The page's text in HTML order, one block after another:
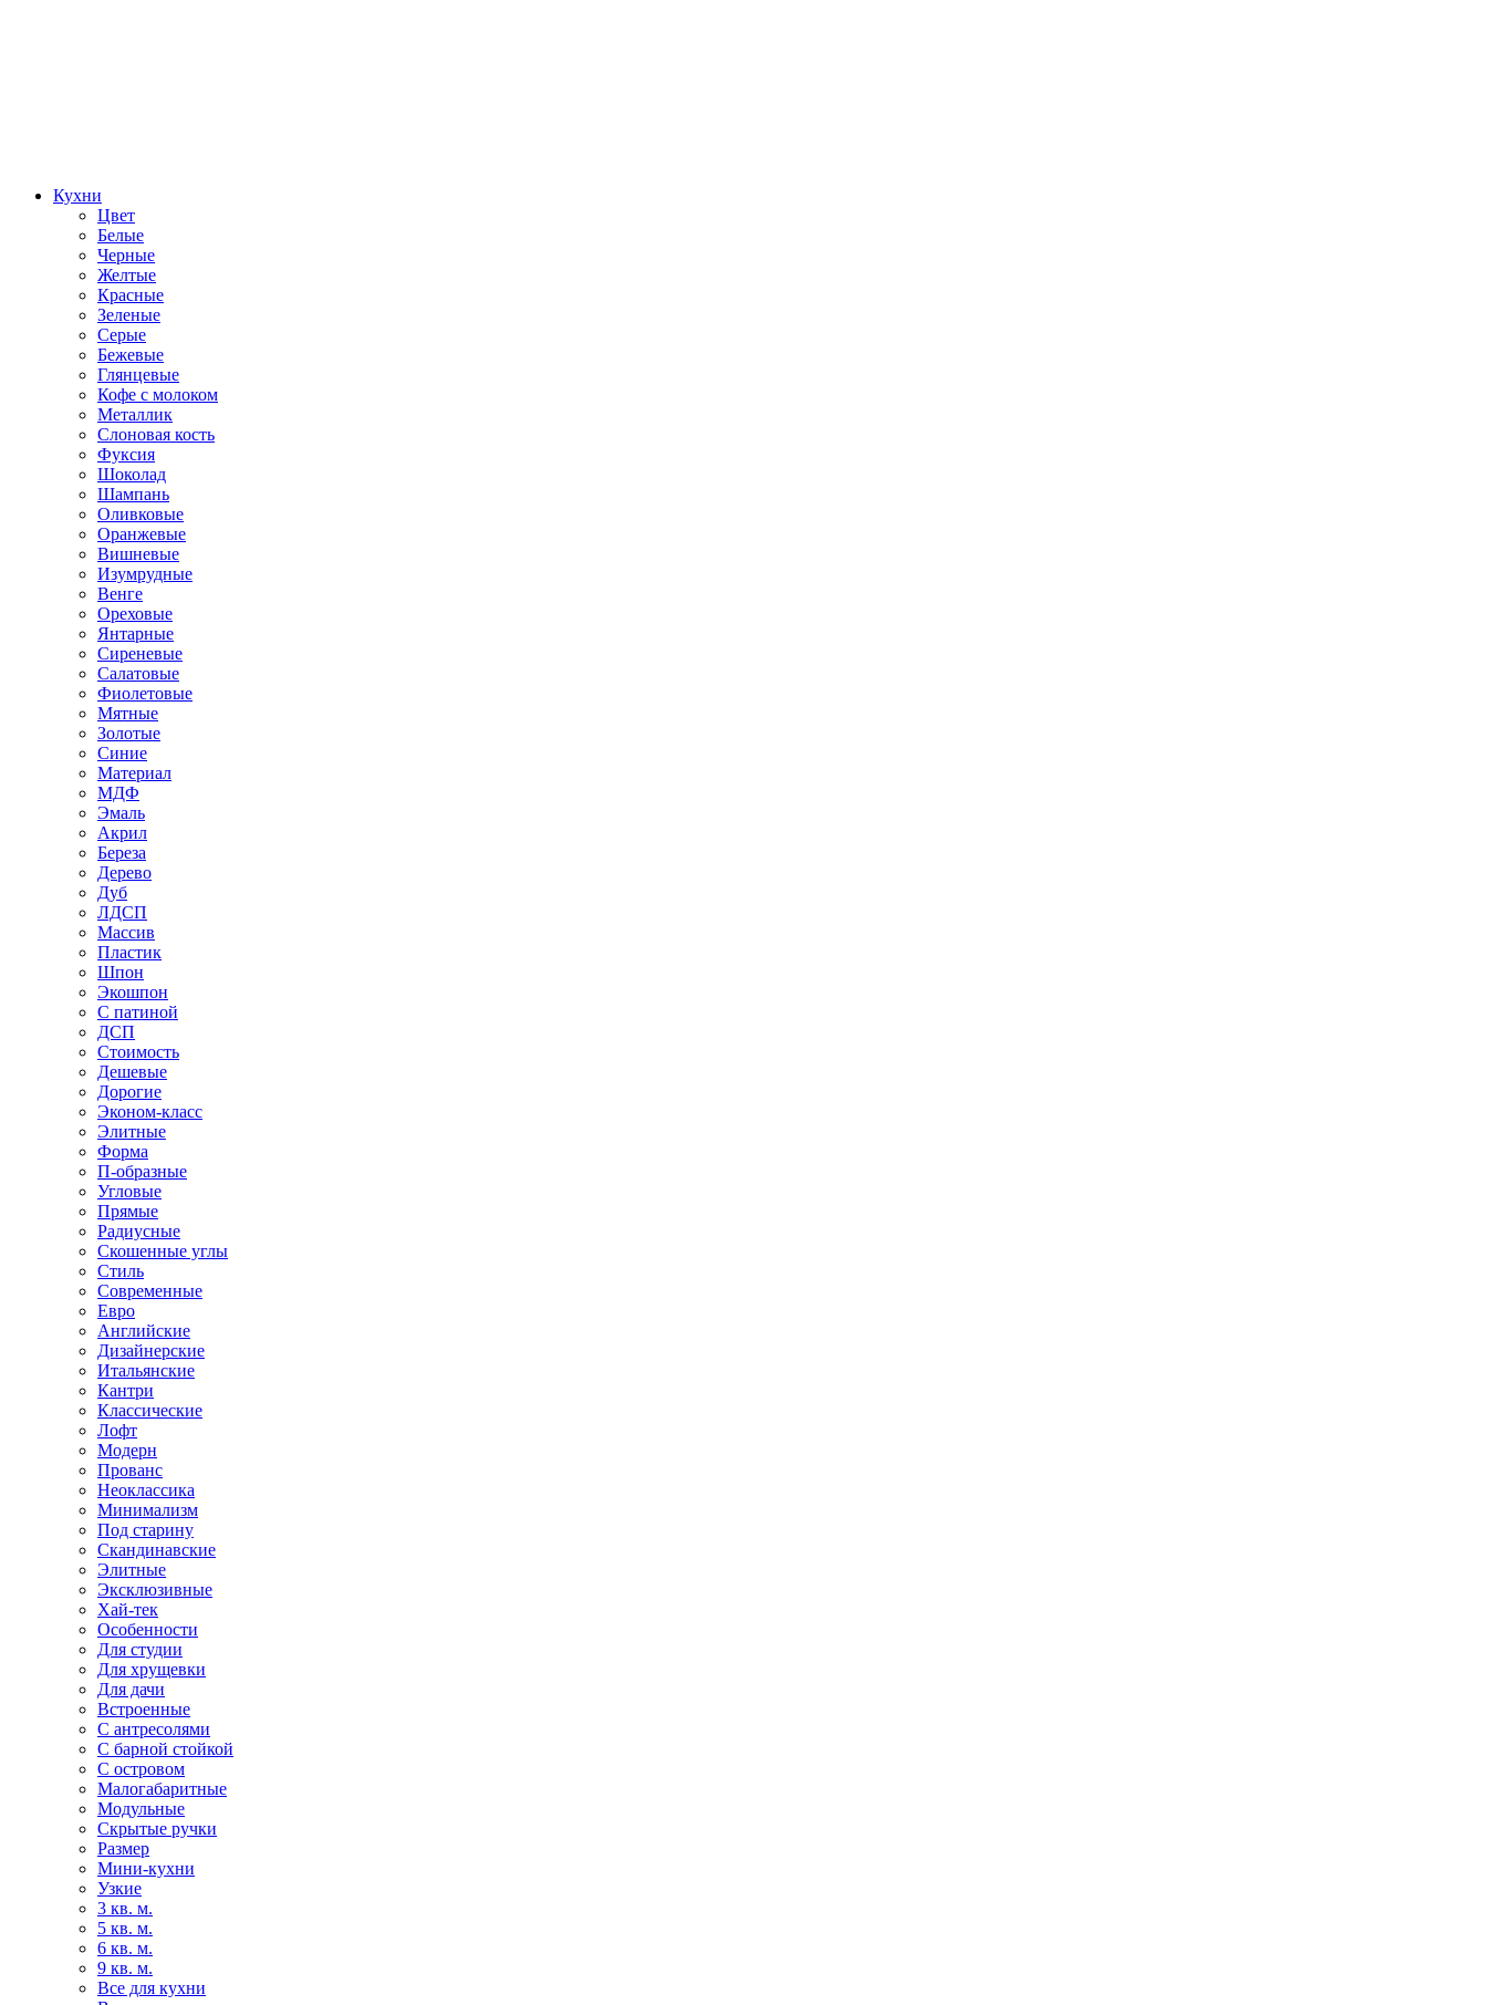
Кухни
Цвет
Белые
Черные
Желтые
Красные
Зеленые
Серые
Бежевые
Глянцевые
Кофе с молоком
Металлик
Слоновая кость
Фуксия
Шоколад
Шампань
Оливковые
Оранжевые
Вишневые
Изумрудные
Венге
Ореховые
Янтарные
Сиреневые
Салатовые
Фиолетовые
Мятные
Золотые
Синие
Материал
МДФ
Эмаль
Акрил
Береза
Дерево
Дуб
ЛДСП
Массив
Пластик
Шпон
Экошпон
С патиной
ДСП
Стоимость
Дешевые
Дорогие
Эконом-класс
Элитные
Форма
П-образные
Угловые
Прямые
Радиусные
Скошенные углы
Стиль
Современные
Евро
Английские
Дизайнерские
Итальянские
Кантри
Классические
Лофт
Модерн
Прованс
Неоклассика
Минимализм
Под старину
Скандинавские
Элитные
Эксклюзивные
Хай-тек
Особенности
Для студии
Для хрущевки
Для дачи
Встроенные
С антресолями
С барной стойкой
С островом
Малогабаритные
Модульные
Скрытые ручки
Размер
Мини-кухни
Узкие
3 кв. м.
5 кв. м.
6 кв. м.
9 кв. м.
Все для кухни